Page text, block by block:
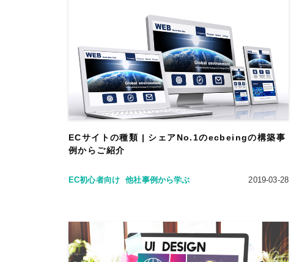
ECサイトの種類 | シェアNo.1のecbeingの構築事
例からご紹介
EC初心者向け 他社事例から学ぶ 2019-03-28